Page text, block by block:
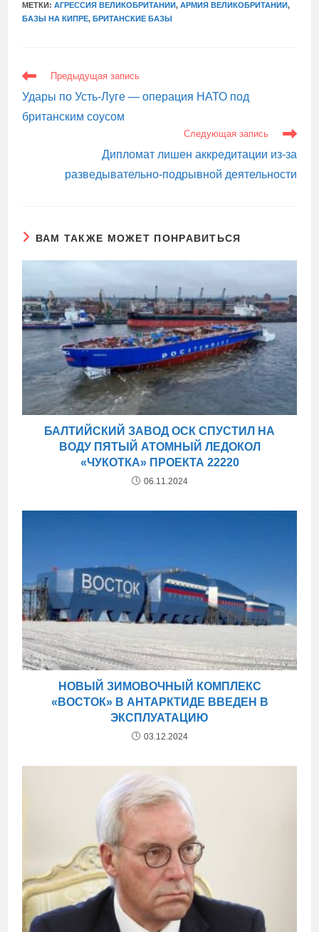
МЕТКИ:АГРЕССИЯ ВЕЛИКОБРИТАНИИ, АРМИЯ ВЕЛИКОБРИТАНИИ,
БАЗЫ НА КИПРЕ, БРИТАНСКИЕ БАЗЫ
ЕЩЕ
СТАТЬИ
Предыдущая запись
Удары по Усть-Луге — операция НАТО под
британским соусом
Следующая запись
Дипломат лишен аккредитации из-за
разведывательно-подрывной деятельности
ВАМ ТАКЖЕ МОЖЕТ ПОНРАВИТЬСЯ
БАЛТИЙСКИЙ ЗАВОД ОСК СПУСТИЛ НА
ВОДУ ПЯТЫЙ АТОМНЫЙ ЛЕДОКОЛ
«ЧУКОТКА» ПРОЕКТА 22220
06.11.2024
НОВЫЙ ЗИМОВОЧНЫЙ КОМПЛЕКС
«ВОСТОК» В АНТАРКТИДЕ ВВЕДЕН В
ЭКСПЛУАТАЦИЮ
03.12.2024